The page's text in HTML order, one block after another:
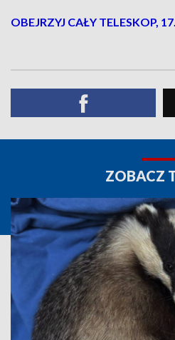
OBEJRZYJ CAŁY TELESKOP,
ZOBACZ